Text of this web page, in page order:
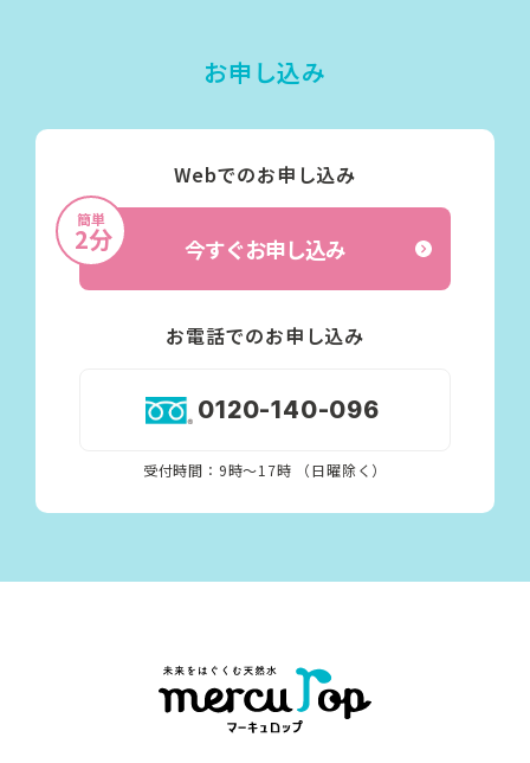
お申し込み
Webでのお申し込み
簡単
2分 今すぐお申し込み
お電話でのお申し込み
0120-140-096
受付時間：9時〜17時 （日曜除く）